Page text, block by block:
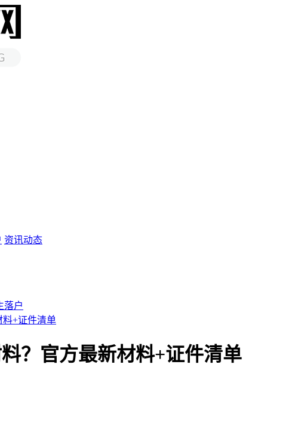
资讯动态
落户
料+证件清单
？官方最新材料+证件清单